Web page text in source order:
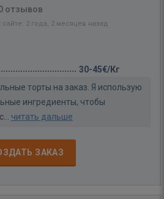
отзывов
2 года, 2 месяцев назад
30-45€/Кг
торты на заказ. Я использую
ингредиенты, чтобы
читать дальше
ЗАКАЗ